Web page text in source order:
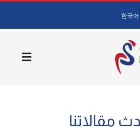
한국어
Toggle
مقالاتنا